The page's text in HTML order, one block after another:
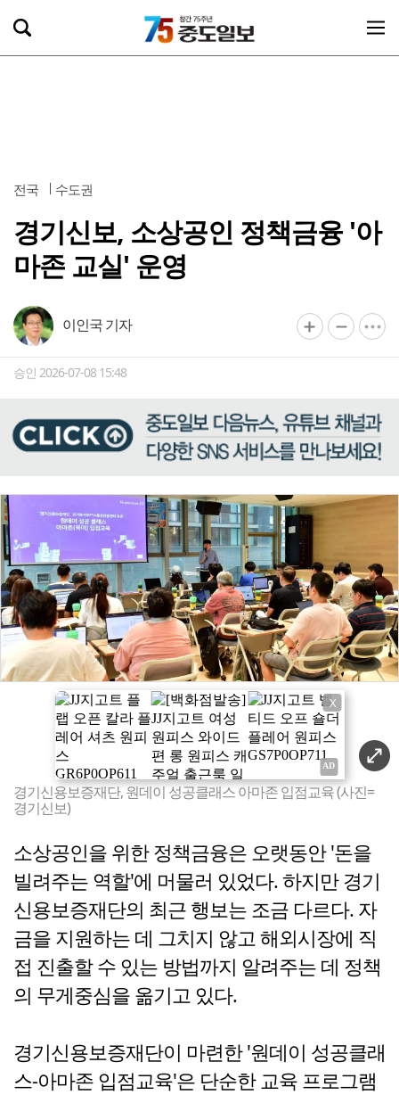
전국 수도권
경기신보, 소상공인 정책금융 '아
마존 교실' 운영
이인국 기자
승인 2026-07-08 15:48
X
경기신용보증재단, 원데이 성공클래스 아마존 입점교육 (사진=
경기신보)
소상공인을 위한 정책금융은 오랫동안 '돈을
빌려주는 역할'에 머물러 있었다. 하지만 경기
신용보증재단의 최근 행보는 조금 다르다. 자
금을 지원하는 데 그치지 않고 해외시장에 직
접 진출할 수 있는 방법까지 알려주는 데 정책
의 무게중심을 옮기고 있다.
경기신용보증재단이 마련한 '원데이 성공클래
스-아마존 입점교육'은 단순한 교육 프로그램